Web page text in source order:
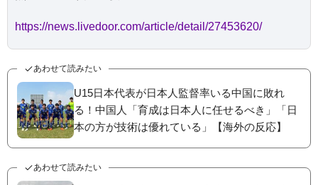
https://news.livedoor.com/article/detail/27453620/
あわせて読みたい
U15日本代表が日本人監督率いる中国に敗れ
る！中国人「育成は日本人に任せるべき」「日
本の方が技術は優れている」【海外の反応】
あわせて読みたい